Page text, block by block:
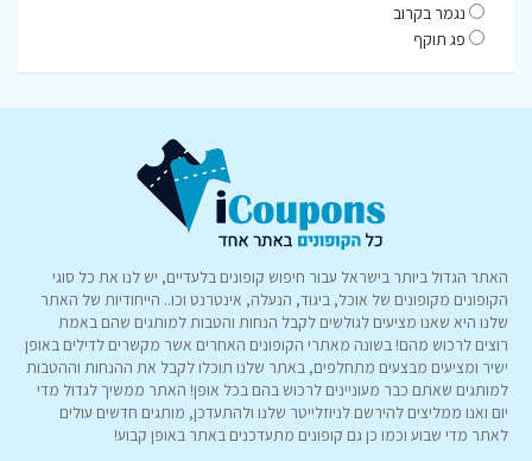
נגמר בקרוב
פג תוקף
האתר הגדול ביותר בישראל עבור חיפוש קופונים בלעדיים, יש לנו את כל סוגי
הקופונים מקופונים של אוכל, ביגוד, הנעלה, אינטרנט וכו.. הייחודיות של האתר
שלנו היא שאנו מציעים לגולשים לקבל הנחות והטבות למותגים שהם באמת
רוצים לרכוש מהם! בשונה מאתרי הקופונים האחרים אשר מקשרים לדילים באופן
ישיר ומציעים מבצעים מתחלפים, באתר שלנו תוכלו לקבל את ההנחות וההטבות
למותגים שאתם כבר מעוניינים לרכוש בהם בכל אופן! האתר ממשיך לגדול מדי
יום ואנו ממליצים להירשם לניוזלייטר שלנו ולהתעדכן, מותגים חדשים עולים
לאתר מדי שבוע וכמו כן גם קופונים מתעדכנים באתר באופן קבוע!